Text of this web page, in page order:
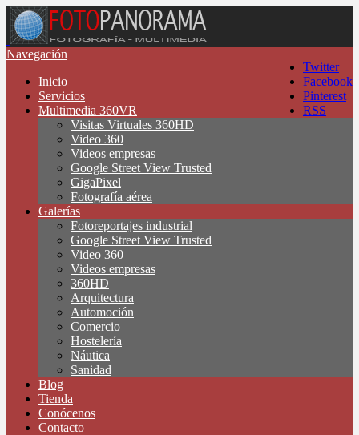
Twitter
Facebook
Pinterest
RSS
Navegación
Inicio
Servicios
Multimedia 360VR
Visitas Virtuales 360HD
Video 360
Videos empresas
Google Street View Trusted
GigaPixel
Fotografía aérea
Galerías
Fotoreportajes industrial
Google Street View Trusted
Video 360
Videos empresas
360HD
Arquitectura
Automoción
Comercio
Hostelería
Náutica
Sanidad
Blog
Tienda
Conócenos
Contacto